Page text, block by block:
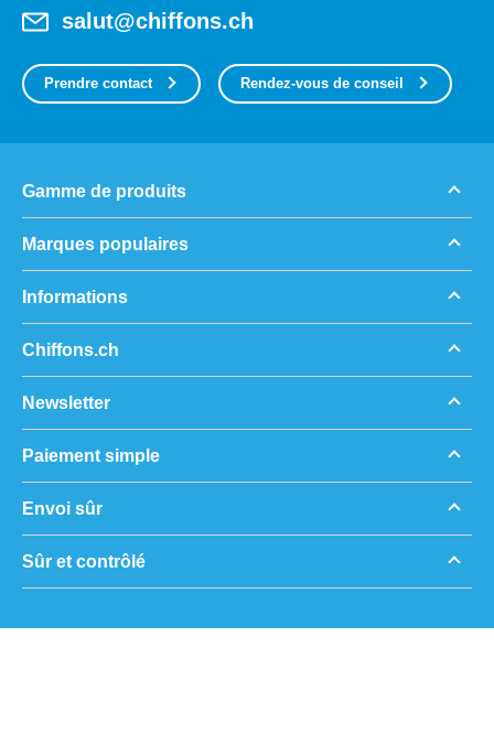
salut@chiffons.ch
Prendre contact Rendez-vous de conseil
Gamme de produits
Marques populaires
Informations
Chiffons.ch
Newsletter
Paiement simple
Envoi sûr
Sûr et contrôlé